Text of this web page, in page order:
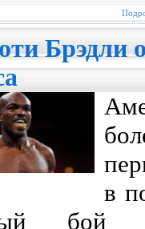
Брэдли
в
бой